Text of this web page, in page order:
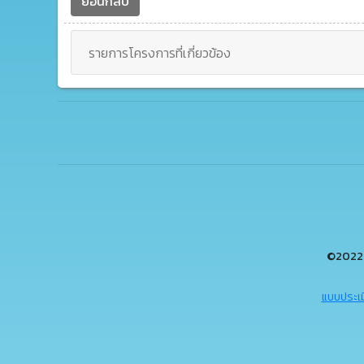
รายการโครงการที่เกี่ยวข้อง
©2022
แบบประ